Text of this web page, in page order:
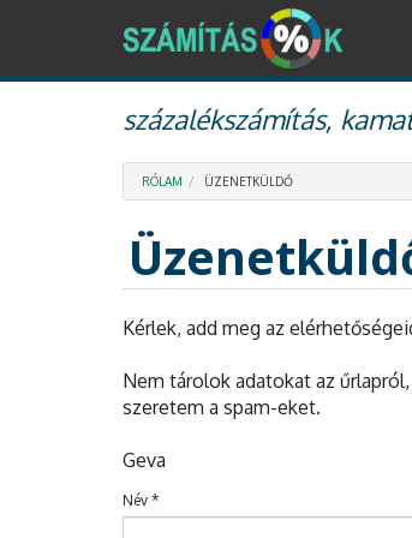
százalékszámítás,
RÓLAM ÜZENETKÜLDŐ
Kérlek, add meg az
Nem tárolok adatokat az
szeretem a spam-eket.
Geva
Név *